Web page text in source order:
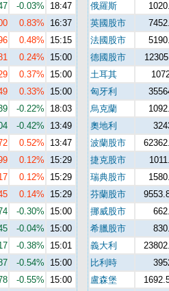
-0.03%
18:47
0.83%
16:37
0.48%
15:15
0.24%
15:00
0.37%
15:00
0.33%
15:00
-0.22%
18:03
-0.42%
13:49
0.52%
13:47
0.12%
15:29
0.12%
15:29
0.14%
15:29
-0.30%
15:00
-0.04%
15:00
-0.38%
15:01
-0.54%
15:00
-0.55%
15:00
俄羅斯
英國股市
法國股市
德國股市
土耳其
匈牙利
烏克蘭
奧地利
波蘭股市
捷克股市
瑞典股市
芬蘭股市
挪威股市
希臘股市
義大利
比利時
盧森堡